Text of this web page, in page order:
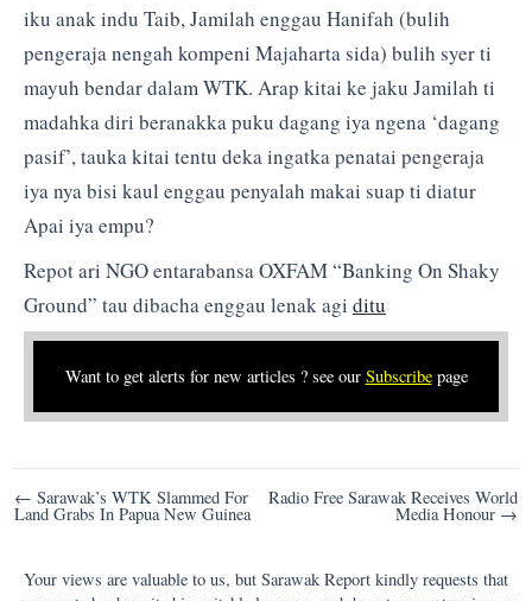
iku anak indu Taib, Jamilah enggau Hanifah (bulih
pengeraja nengah kompeni Majaharta sida) bulih syer ti
mayuh bendar dalam WTK. Arap kitai ke jaku Jamilah ti
madahka diri beranakka puku dagang iya ngena ‘dagang
pasif’, tauka kitai tentu deka ingatka penatai pengeraja
iya nya bisi kaul enggau penyalah makai suap ti diatur
Apai iya empu?
Repot ari NGO entarabansa OXFAM “Banking On Shaky
Ground” tau dibacha enggau lenak agi ditu
Want to get alerts for new articles ? see our Subscribepage
Post
navigation
← Sarawak’s WTK Slammed For
Land Grabs In Papua New Guinea
Radio Free Sarawak Receives World
Media Honour →
Your views are valuable to us, but Sarawak Report kindly requests that